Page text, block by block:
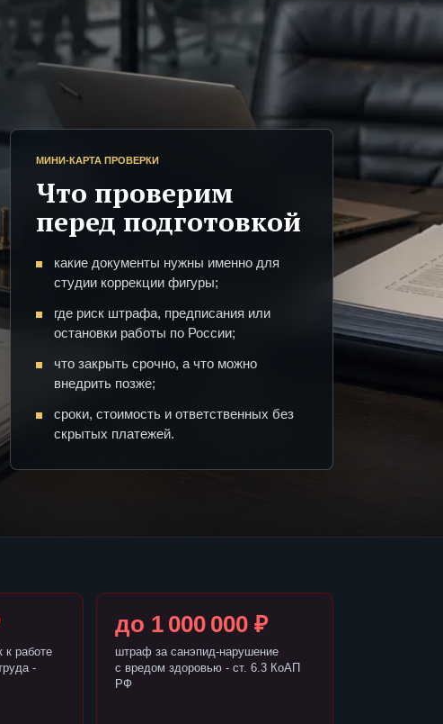
МИНИ-КАРТА ПРОВЕРКИ
Что проверим
перед подготовкой
какие документы нужны именно для
студии коррекции фигуры;
где риск штрафа, предписания или
остановки работы по России;
что закрыть срочно, а что можно
внедрить позже;
сроки, стоимость и ответственных без
скрытых платежей.
работе
-
до 1 000 000 ₽
штраф за санэпид-нарушение
с вредом здоровью - ст. 6.3 КоАП
РФ